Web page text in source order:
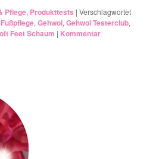
Pflege, Produkttests |Verschlagwortet
Fußpflege,Gehwol,Gehwol Testerclub,
Feet Schaum | Kommentar